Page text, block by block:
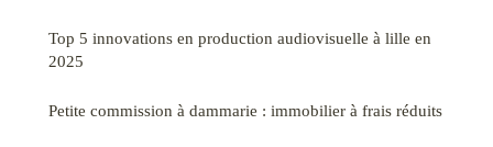
Top 5 innovations en production audiovisuelle à lille en
2025
Petite commission à dammarie : immobilier à frais réduits